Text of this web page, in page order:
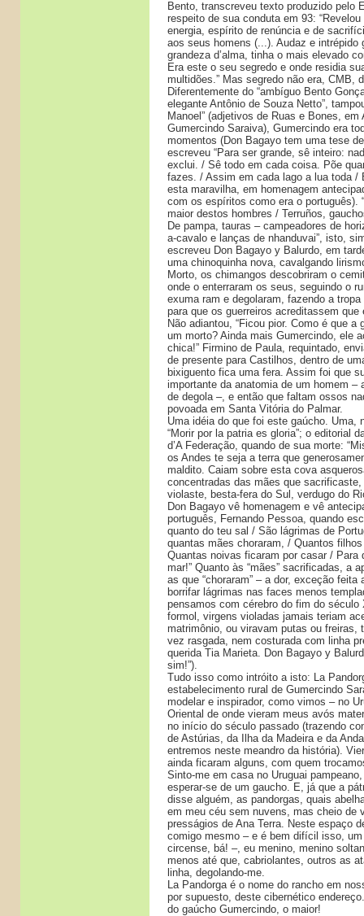
Bento, transcreveu texto produzido pelo
respeito de sua conduta em 93:
energia, espírito de renúncia e de
aos seus homens (...). Audaz e intrépido
grandeza d’alma, tinha o mais elevado
Era este o seu segredo e onde residia
multidões.” Mas segredo não era, CMB,
Diferentemente do “ambíguo Bento
elegante Antônio de Souza Netto”,
Manoel” (adjetivos de Ruas e Bones, em
Gumercindo Saraiva), Gumercindo era
momentos (Don Bagayo tem uma tese
escreveu “Para ser grande, sê inteiro:
exclui. / Sê todo em cada coisa. Põe
fazes. / Assim em cada lago a lua toda /
esta maravilha, em homenagem
com os espíritos como era o português).
maior destos hombres / Terruños,
De pampa, tauras – campeadores de
a-cavalo e lanças de nhanduvai”, isto,
escreveu Don Bagayo y Balurdo, em
uma chinoquinha nova, cavalgando
Morto, os chimangos descobriram o
onde o enterraram os seus, seguindo o
exuma ram e degolaram, fazendo a
para que os guerreiros acreditassem
Não adiantou, “Ficou pior. Como é que a
um morto? Ainda mais Gumercindo, ele
chica!” Firmino de Paula, requintado,
de presente para Castilhos, dentro de
bixiguento fica uma fera. Assim foi que
importante da anatomia de um homem –
de degola –, e então que faltam ossos
povoada em Santa Vitória do Palmar.
Uma idéia do que foi este gaúcho. Uma,
“Morir por la patria es gloria”; o editorial
d’A Federação, quando de sua morte:
os Andes te seja a terra que
maldito. Caiam sobre esta cova
concentradas das mães que
violaste, besta-fera do Sul, verdugo do
Don Bagayo vê homenagem e vê
português, Fernando Pessoa, quando
quanto do teu sal / São lágrimas de
quantas mães choraram, / Quantos
Quantas noivas ficaram por casar / Para
mar!” Quanto às “mães” sacrificadas, a
as que “choraram” – a dor, exceção
borrifar lágrimas nas faces menos
pensamos com cérebro do fim do século
formol, virgens violadas jamais teriam
matrimônio, ou viravam putas ou freiras,
vez rasgada, nem costurada com linha
querida Tia Marieta. Don Bagayo y
sim!”).
Tudo isso como intróito a isto: La
estabelecimento rural de Gumercindo
modelar e inspirador, como vimos – no
Oriental de onde vieram meus avós
no início do século passado (trazendo
de Astúrias, da Ilha da Madeira e da
entremos neste meandro da história).
ainda ficaram alguns, com quem
Sinto-me em casa no Uruguai
esperar-se de um gaucho. E, já que a
disse alguém, as pandorgas, quais
em meu céu sem nuvens, mas cheio de
presságios de Ana Terra. Neste espaço
comigo mesmo – e é bem difícil isso,
circense, bá! –, eu menino, menino
menos até que, cabriolantes, outros as
linha, degolando-me.
La Pandorga é o nome do rancho em
por supuesto, deste cibernético
do gaúcho Gumercindo, o maior!